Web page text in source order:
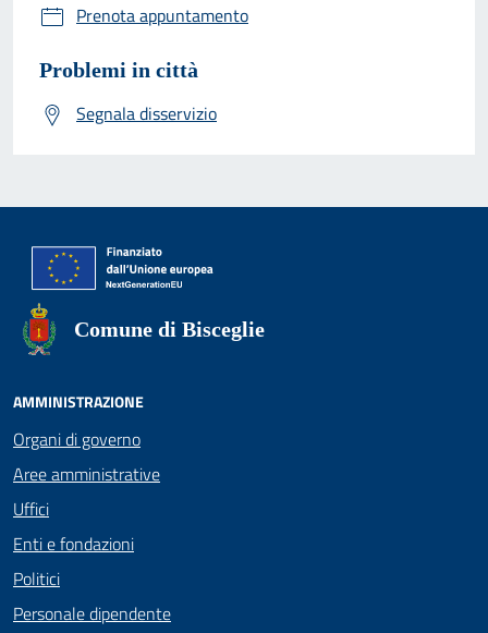
Prenota appuntamento
Problemi in città
Segnala disservizio
Comune di Bisceglie
AMMINISTRAZIONE
Organi di governo
Aree amministrative
Uffici
Enti e fondazioni
Politici
Personale dipendente